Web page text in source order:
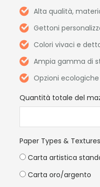
Alta qualità,
Gettoni
Colori vivaci e
Ampia gamma di
Opzioni
Quantità totale del
Paper Types & Textures
Carta artistica
Carta oro/argento